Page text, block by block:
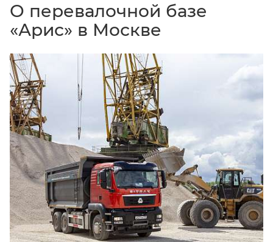
О перевалочной базе
«Арис» в Москве